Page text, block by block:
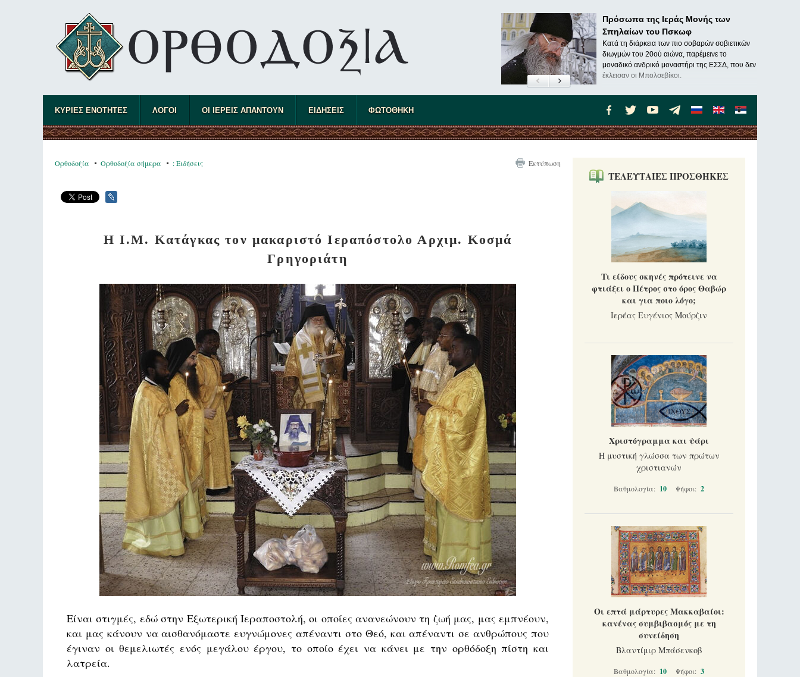
Πρόσωπα της Ιεράς Μονής των
Σπηλαίων του Πσκωφ
Κατά τη διάρκεια των πιο σοβαρών σοβιετικών
διωγμών του 20ού αιώνα, παρέμεινε το
μοναδικό ανδρικό μοναστήρι της ΕΣΣΔ, που δεν
έκλεισαν οι Μπολσεβίκοι.
ΚΥΡΙΕΣ ΕΝΟΤΗΤΕΣ ΛΟΓΟΙ ΟΙ ΙΕΡΕΙΣ ΑΠΑΝΤΟΥΝ ΕΙΔΗΣΕΙΣ ΦΩΤΟΘΗΚΗ
Ορθοδοξία Ορθοδοξία σήμερα : Ειδήσεις Εκτύπωση
Η Ι.Μ. Κατάγκας τον μακαριστό Ιεραπόστολο Αρχιμ. Κοσμά
Γρηγοριάτη
Είναι στιγμές, εδώ στην Εξωτερική Ιεραποστολή, οι οποίες ανανεώνουν τη ζωή μας, μας εμπνέουν,
και μας κάνουν να αισθανόμαστε ευγνώμονες απέναντι στο Θεό, και απέναντι σε ανθρώπους που
έγιναν οι θεμελιωτές ενός μεγάλου έργου, το οποίο έχει να κάνει με την ορθόδοξη πίστη και
λατρεία.
ΤΕΛΕΥΤΑΙΕΣ ΠΡΟΣΘΗΚΕΣ
Τι είδους σκηνές πρότεινε να
φτιάξει ο Πέτρος στο όρος Θαβώρ
και για ποιο λόγο;
Ιερέας Ευγένιος Μούρζιν
Χριστόγραμμα και ψάρι
Η μυστική γλώσσα των πρώτων
χριστιανών
Βαθμολογία: 10 Ψήφοι: 2
Οι επτά μάρτυρες Μακκαβαίοι:
κανένας συμβιβασμός με τη
συνείδηση
Βλαντίμιρ Μπάσενκοβ
Βαθμολογία: 10 Ψήφοι: 3